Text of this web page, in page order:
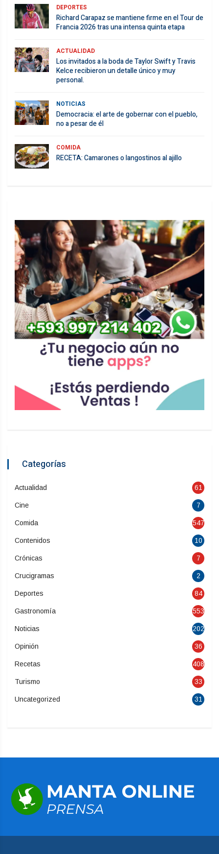
DEPORTES
Richard Carapaz se mantiene firme en el Tour de
Francia 2026 tras una intensa quinta etapa
ACTUALIDAD
Los invitados a la boda de Taylor Swift y Travis
Kelce recibieron un detalle único y muy
personal.
NOTICIAS
Democracia: el arte de gobernar con el pueblo,
no a pesar de él
COMIDA
RECETA: Camarones o langostinos al ajillo
Categorías
Actualidad 61
Cine 7
Comida 547
Contenidos 10
Crónicas 7
Crucigramas 2
Deportes 84
Gastronomía 553
Noticias 202
Opinión 36
Recetas 408
Turismo 33
Uncategorized 31